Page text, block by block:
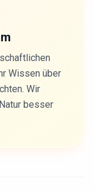
Wissen über
Wir
besser